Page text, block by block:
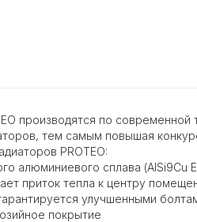
производятся по
тем самым повышая
PROTEO:
алюминиевого сплава (AISi9Cu
приток тепла к центру
улучшенными
покрытие